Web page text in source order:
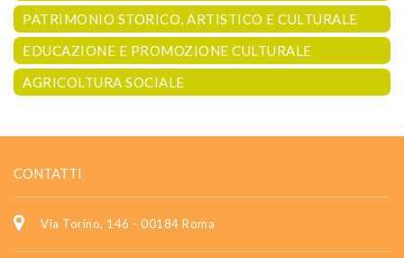
PATRIMONIO STORICO, ARTISTICO E CULTURALE
EDUCAZIONE E PROMOZIONE CULTURALE
AGRICOLTURA SOCIALE
CONTATTI
Via Torino, 146 - 00184 Roma